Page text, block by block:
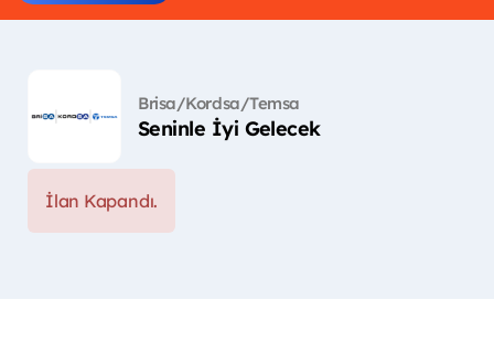
Brisa/Kordsa/Temsa
Seninle İyi Gelecek
İlan Kapandı.